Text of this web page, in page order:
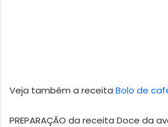
Veja também a receita Bolo de
PREPARAÇÃO da receita Doce da